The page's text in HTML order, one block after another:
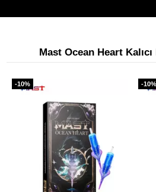
Mast Ocean Heart
-10% -10%